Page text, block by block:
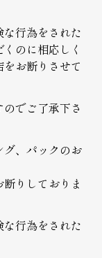
行為をされた
のに相応しく
お断りさせて
でご了承下さ
、パックのお
りしておりま
行為をされた